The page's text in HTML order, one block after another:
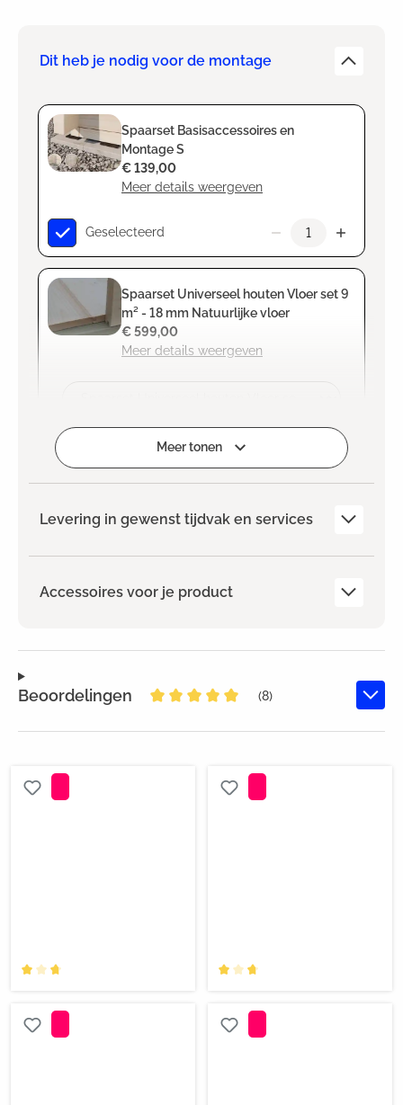
Dit heb je nodig voor de montage
Spaarset Basisaccessoires en
Montage S
Meer details weergeven
€ 139,00
Geselecteerd
Spaarset Universeel houten Vloer set 9
m² - 18 mm Natuurlijke vloer
Meer details weergeven
€ 599,00
Meer tonen
Levering in gewenst tijdvak en services
Accessoires voor je product
Beoordelingen
(8)